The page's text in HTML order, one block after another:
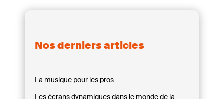
Nos derniers articles
La musique pour les pros
Les écrans dynamiques dans le monde de la